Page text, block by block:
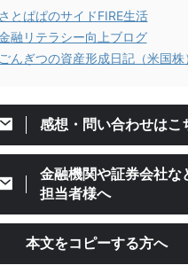
さとぱぱのサイドFIRE生活
融リテラシー向上ブログ
ごんぎつの資産形成日記（米国株）
感想・問い合わせはこ
金融機関や証券会社な
担当者様へ
本文をコピーする方へ